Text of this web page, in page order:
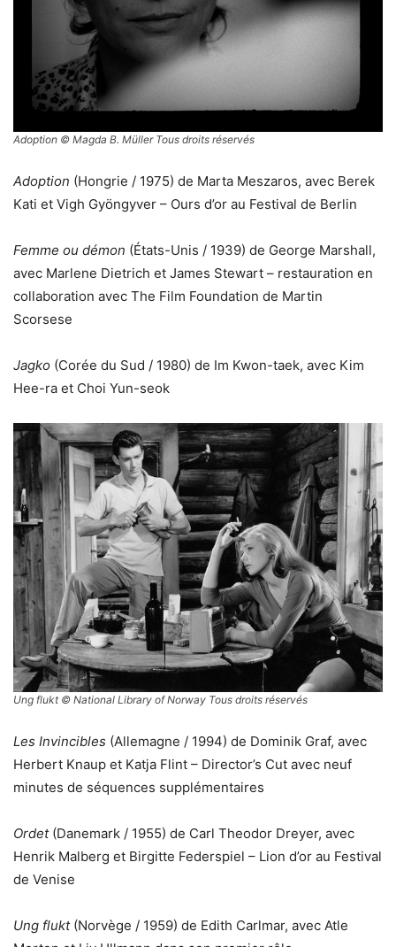
Adoption © Magda B. Müller Tous droits réservés
Adoption (Hongrie / 1975) de Marta Meszaros, avec Berek
Kati et Vigh Gyöngyver – Ours d’or au Festival de Berlin
Femme ou démon (États-Unis / 1939) de George Marshall,
avec Marlene Dietrich et James Stewart – restauration en
collaboration avec The Film Foundation de Martin
Scorsese
Jagko (Corée du Sud / 1980) de Im Kwon-taek, avec Kim
Hee-ra et Choi Yun-seok
Ung flukt© National Library of Norway Tous droits réservés
Les Invincibles (Allemagne / 1994) de Dominik Graf, avec
Herbert Knaup et Katja Flint – Director’s Cut avec neuf
minutes de séquences supplémentaires
Ordet(Danemark / 1955) de Carl Theodor Dreyer, avec
Henrik Malberg et Birgitte Federspiel – Lion d’or au Festival
de Venise
Ung flukt(Norvège / 1959) de Edith Carlmar, avec Atle